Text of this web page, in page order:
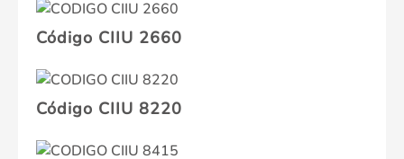
Código CIIU 2660
Código CIIU 8220